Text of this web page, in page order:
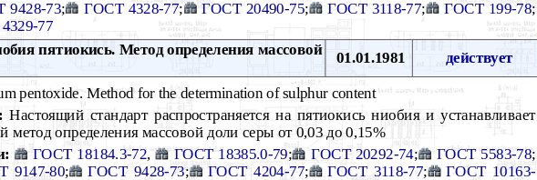
9428-73; ГОСТ 4328-77; ГОСТ 20490-75; ГОСТ 3118-77; ГОСТ 199-78;
77
пятиокись. Метод определения массовой
01.01.1981 действует
pentoxide. Method for the determination of sulphur content
Настоящий стандарт распространяется на пятиокись ниобия и устанавливает
метод определения массовой доли серы от 0,03 до 0,15%
ГОСТ 18184.3-72, ГОСТ 18385.0-79; ГОСТ 20292-74; ГОСТ 5583-78;
9147-80; ГОСТ 9428-73; ГОСТ 4204-77; ГОСТ 3118-77;
ГОСТ 10163-